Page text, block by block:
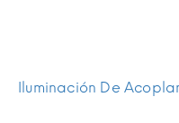
Iluminación De